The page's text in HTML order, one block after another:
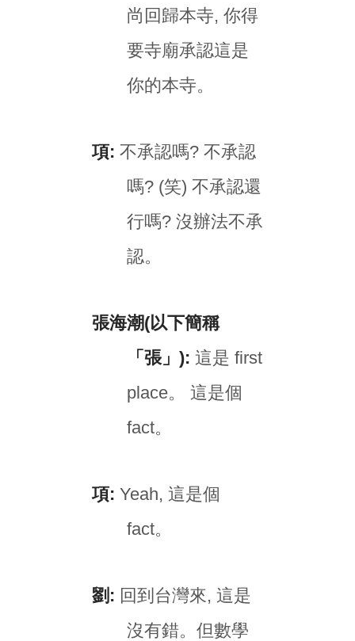
尚回歸本寺, 你得
要寺廟承認這是
你的本寺。
項: 不承認嗎? 不承認
嗎? (笑) 不承認還
行嗎? 沒辦法不承
認。
張海潮(以下簡稱
「張」): 這是 first
place。 這是個
fact。
項: Yeah, 這是個
fact。
劉: 回到台灣來, 這是
沒有錯。但數學